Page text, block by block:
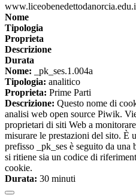
Nome
Tipologia
Proprieta
Descrizione
Durata
Nome: _pk_ses.1.004a
Tipologia: analitico
Proprieta: Prime Parti
Descrizione: Questo nome di
analisi web open source Piwik.
proprietari di siti Web a
misurare le prestazioni del sito. È
prefisso _pk_ses è seguito da una
si ritiene sia un codice di
cookie.
Durata: 30 minuti